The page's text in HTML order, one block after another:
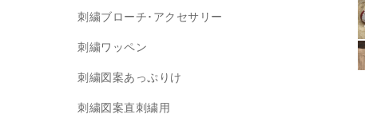
刺繍ブローチ･アクセサリー
刺繍ワッペン
刺繍図案あっぷりけ
刺繍図案直刺繍用